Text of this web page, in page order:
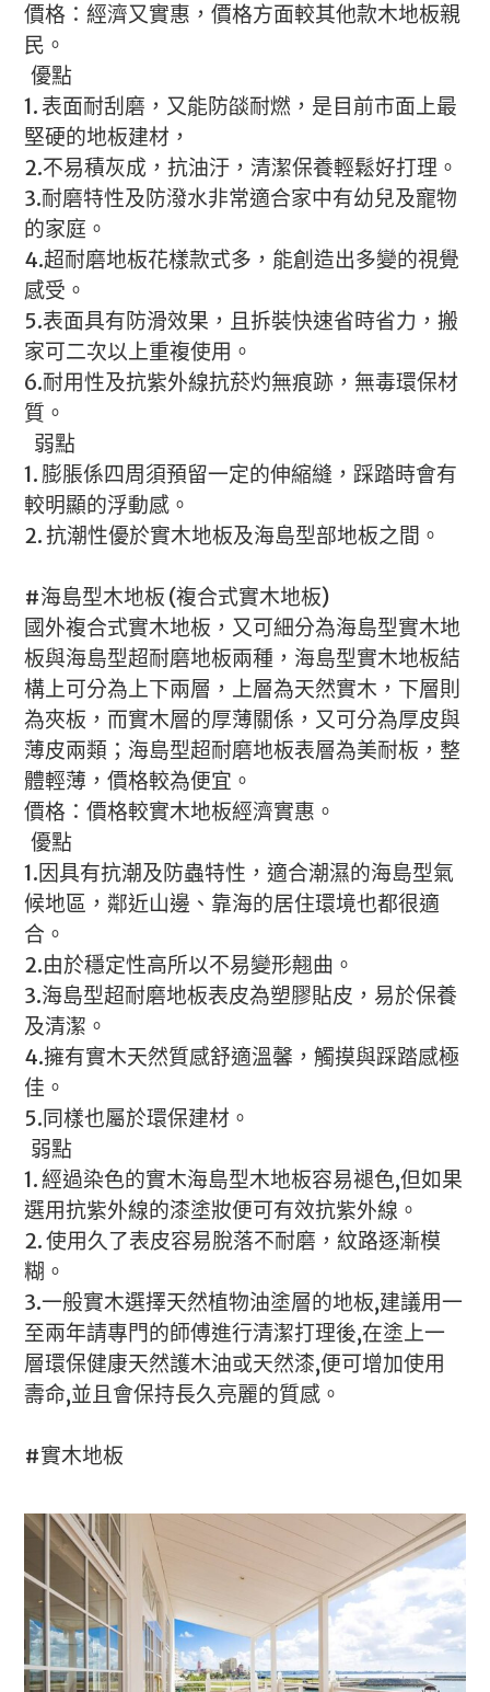
價格：經濟又實惠，價格方面較其他款木地板親
民。
優點
1. 表面耐刮磨，又能防燄耐燃，是目前市面上最
堅硬的地板建材，
2.不易積灰成，抗油汙，清潔保養輕鬆好打理。
3.耐磨特性及防潑水非常適合家中有幼兒及寵物
的家庭。
4.超耐磨地板花樣款式多，能創造出多變的視覺
感受。
5.表面具有防滑效果，且拆裝快速省時省力，搬
家可二次以上重複使用。
6.耐用性及抗紫外線抗菸灼無痕跡，無毒環保材
質。
弱點
1. 膨脹係四周須預留一定的伸縮縫，踩踏時會有
較明顯的浮動感。
2. 抗潮性優於實木地板及海島型部地板之間。
#海島型木地板 (複合式實木地板)
國外複合式實木地板，又可細分為海島型實木地
板與海島型超耐磨地板兩種，海島型實木地板結
構上可分為上下兩層，上層為天然實木，下層則
為夾板，而實木層的厚薄關係，又可分為厚皮與
薄皮兩類；海島型超耐磨地板表層為美耐板，整
體輕薄，價格較為便宜。
價格：價格較實木地板經濟實惠。
優點
1.因具有抗潮及防蟲特性，適合潮濕的海島型氣
候地區，鄰近山邊、靠海的居住環境也都很適
合。
2.由於穩定性高所以不易變形翹曲。
3.海島型超耐磨地板表皮為塑膠貼皮，易於保養
及清潔。
4.擁有實木天然質感舒適溫馨，觸摸與踩踏感極
佳。
5.同樣也屬於環保建材。
弱點
1. 經過染色的實木海島型木地板容易褪色,但如果
選用抗紫外線的漆塗妝便可有效抗紫外線。
2. 使用久了表皮容易脫落不耐磨，紋路逐漸模
糊。
3.一般實木選擇天然植物油塗層的地板,建議用一
至兩年請專門的師傅進行清潔打理後,在塗上一
層環保健康天然護木油或天然漆,便可增加使用
壽命,並且會保持長久亮麗的質感。
#實木地板